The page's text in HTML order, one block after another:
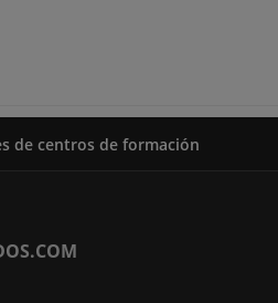
de centros de formación